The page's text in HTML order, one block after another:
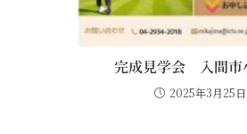
完成見学会 入間市
2025年3月25日